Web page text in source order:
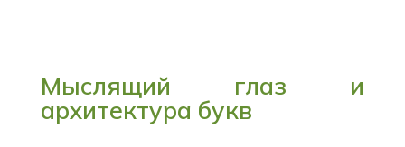
Мыслящий глаз и
архитектура букв